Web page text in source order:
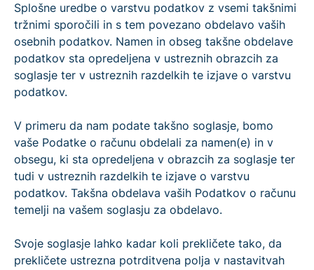
Splošne uredbe o varstvu podatkov z vsemi takšnimi
tržnimi sporočili in s tem povezano obdelavo vaših
osebnih podatkov. Namen in obseg takšne obdelave
podatkov sta opredeljena v ustreznih obrazcih za
soglasje ter v ustreznih razdelkih te izjave o varstvu
podatkov.
V primeru da nam podate takšno soglasje, bomo
vaše Podatke o računu obdelali za namen(e) in v
obsegu, ki sta opredeljena v obrazcih za soglasje ter
tudi v ustreznih razdelkih te izjave o varstvu
podatkov. Takšna obdelava vaših Podatkov o računu
temelji na vašem soglasju za obdelavo.
Svoje soglasje lahko kadar koli prekličete tako, da
prekličete ustrezna potrditvena polja v nastavitvah